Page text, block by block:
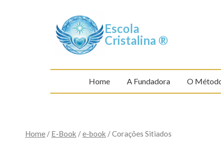
Escola
Cristalina ®
Home A Fundadora O
Home / E-Book /e-book /Corações Sitiados